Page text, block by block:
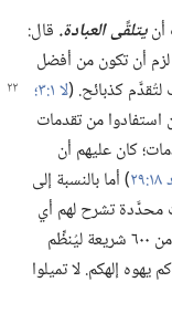
أنيتلقَّى العبادة.‏ قال:‏
أن تكون من أفضل
كذبائح.‏‏(‏لا ١:‏٣؛‏
استفادوا من تقدمات
كان عليهم أن
‏)‏ أما بالنسبة إلى
محدَّدة تشرح لهم أي
ذبائح يقدِّمون،‏ أين،‏ وكيف.‏ وقد أعطاهم يهوه أكثر من ٦٠٠ شريعة ليُنظِّم
يهوه إلهكم.‏ لا تميلوا